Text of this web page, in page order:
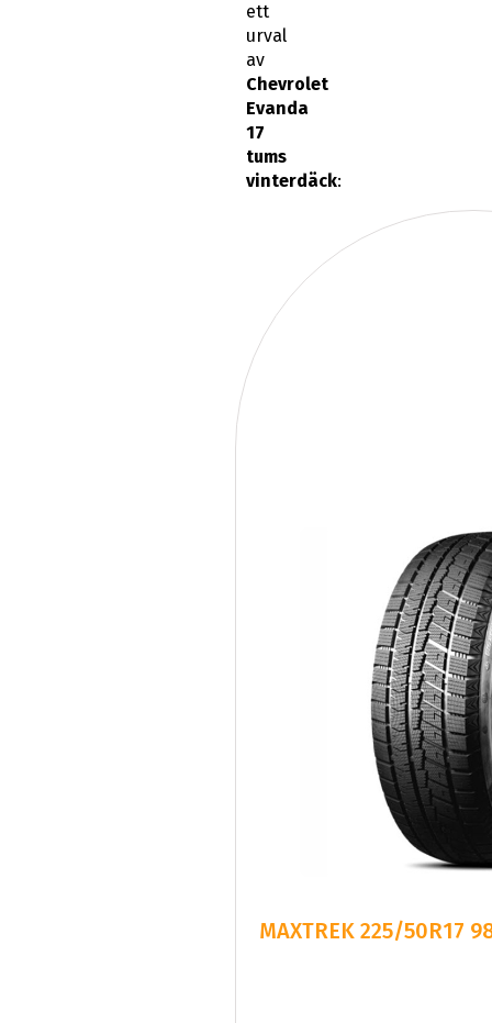
ett
urval
av
Chevrolet
Evanda
17
tums
vinterdäck:
MAXTREK 225/50R17